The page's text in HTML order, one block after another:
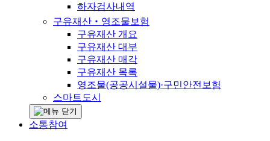
하자검사내역
구유재산‧영조물보험
구유재산 개요
구유재산 대부
구유재산 매각
구유재산 목록
영조물(공공시설물)·구민안전보험
스마트도시
소통참여